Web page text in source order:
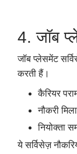
4. जॉब
जॉब प्लेसमेंट
करती हैं।
कैरियर
नौकरी
नियोक्ता
ये सर्विसेज़